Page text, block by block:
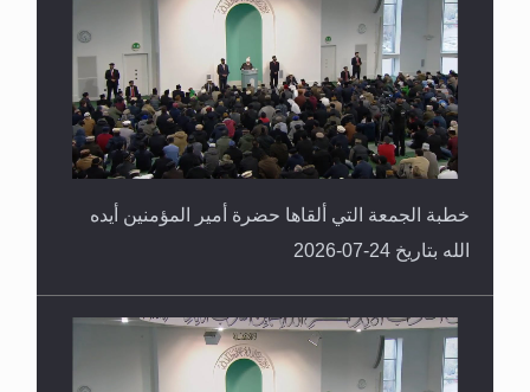
خطبة الجمعة التي ألقاها حضرة أمير المؤمنين أيده
الله بتاريخ 24-07-2026